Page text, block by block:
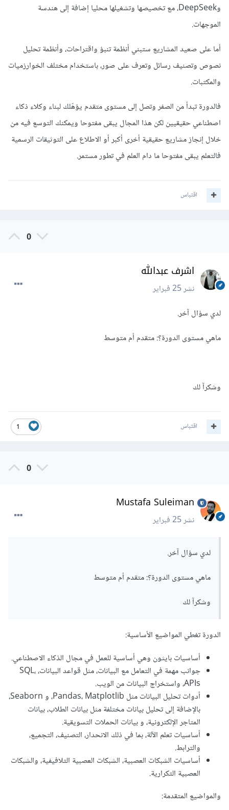
وDeepSeek، مع تخصيصها وتشغيلها محليا إضافة إلى هندسة
الموجهات.
أما على صعيد المشاريع ستبني أنظمة تنبؤ واقتراحات، وأنظمة تحليل
نصوص وتصنيف رسائل وتعرف على صور، باستخدام مختلف الخوارزميات
والمكتبات.
فالدورة تبدأ من الصفر وتصل إلى مستوى متقدم يؤهّلك لبناء وكلاء ذكاء
اصطناعي حقيقيين لكن هذا المجال يبقى مفتوحا ويمكنك التوسع فيه من
خلال إنجاز مشاريع حقيقية أخرى أكبر أو الاطلاع على التوثيقات الرسمية
فالتعلم يبقى مفتوحا ما دام العلم في تطور مستمر.
اقتباس
0
اشرف عبدالله
نشر25 فبراير
لدي سؤال آخر.
ماهي مستوى الدورة؟: متقدم أم متوسط
وشكرآ لك
1 اقتباس
0
Mustafa Suleiman
نشر25 فبراير
لدي سؤال آخر.
ماهي مستوى الدورة؟: متقدم أم متوسط
وشكرآ لك
الدورة تغطي المواضيع الأساسية:
أساسيات بايثون وهي أساسية للعمل في مجال الذكاء الاصطناعي.
جوانب مهمة في التعامل مع البيانات، مثل قواعد البيانات، SQL،
APIs، واستخراج البيانات من الويب.
أدوات تحليل البيانات مثل Pandas، Matplotlib، و Seaborn،
بالإضافة إلى تحليل بيانات مختلفة مثل بيانات الطلاب، بيانات
المتاجر الإلكترونية، و بيانات الحملات التسويقية.
أساسيات تعلم الآلة، بما في ذلك الانحدار، التصنيف، التجميع،
والترابط.
أساسيات الشبكات العصبية، الشبكات العصبية التلافيفية، والشبكات
العصبية التكرارية.
والمواضيع المتقدمة: